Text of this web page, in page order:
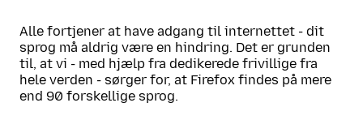
Alle fortjener at have adgang til internettet - dit
sprog må aldrig være en hindring. Det er grunden
til, at vi - med hjælp fra dedikerede frivillige fra
hele verden - sørger for, at Firefox findes på mere
end 90 forskellige sprog.